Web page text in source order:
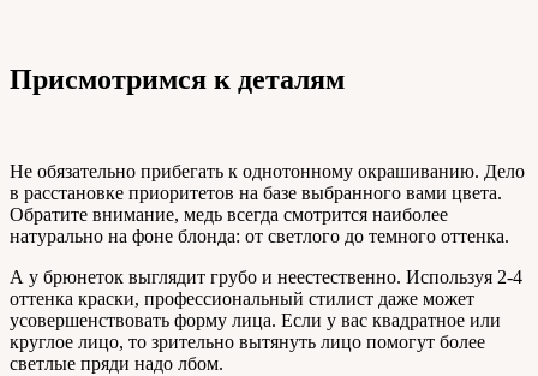
Присмотримся к деталям
Не обязательно прибегать к однотонному окрашиванию. Дело
в расстановке приоритетов на базе выбранного вами цвета.
Обратите внимание, медь всегда смотрится наиболее
натурально на фоне блонда: от светлого до темного оттенка.
А у брюнеток выглядит грубо и неестественно. Используя 2-4
оттенка краски, профессиональный стилист даже может
усовершенствовать форму лица. Если у вас квадратное или
круглое лицо, то зрительно вытянуть лицо помогут более
светлые пряди надо лбом.